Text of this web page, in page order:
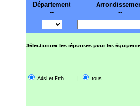
Département
--
--
Sélectionner les réponses pour les
Adsl et Ftth | tous